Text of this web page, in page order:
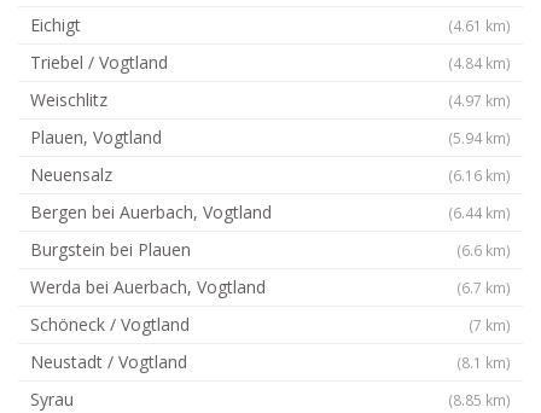
Eichigt (4.61 km)
Triebel / Vogtland (4.84 km)
Weischlitz (4.97 km)
Plauen, Vogtland (5.94 km)
Neuensalz (6.16 km)
Bergen bei Auerbach, Vogtland (6.44 km)
Burgstein bei Plauen (6.6 km)
Werda bei Auerbach, Vogtland (6.7 km)
Schöneck / Vogtland (7 km)
Neustadt / Vogtland (8.1 km)
Syrau (8.85 km)